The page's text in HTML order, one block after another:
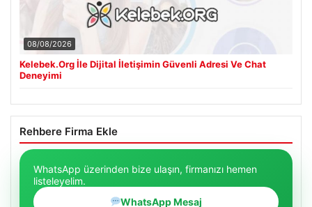
08/08/2026
Kelebek.Org İle Dijital İletişimin Güvenli Adresi Ve Chat
Deneyimi
Rehbere Firma Ekle
WhatsApp üzerinden bize ulaşın, firmanızı hemen
listeleyelim.
WhatsApp Mesaj